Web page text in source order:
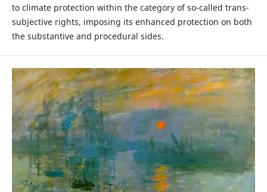
to climate protection within the category of so-called trans-
subjective rights, imposing its enhanced protection on both
the substantive and procedural sides.